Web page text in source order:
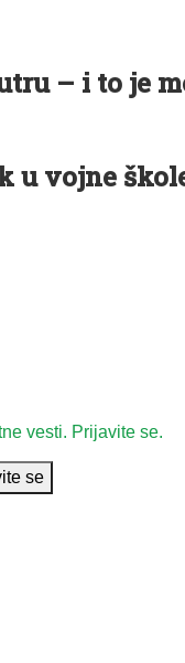
– i to je
u vojne
vesti. Prijavite se.
se